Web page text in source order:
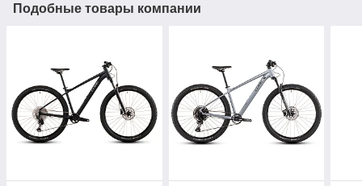
Подобные товары компании